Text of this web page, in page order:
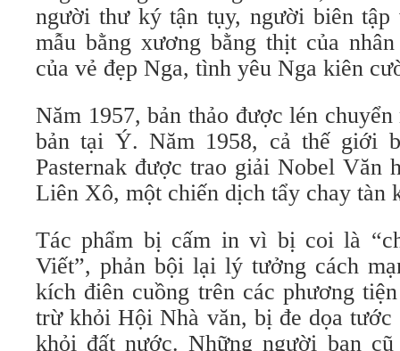
người thư ký tận tụy, người biên tập
mẫu bằng xương bằng thịt của
của vẻ đẹp Nga, tình yêu Nga kiên
Năm 1957, bản thảo được lén
bản tại Ý. Năm 1958, cả thế giới
Pasternak được trao giải Nobel Văn
Liên Xô, một chiến dịch tẩy chay tàn
Tác phẩm bị cấm in vì bị coi là
Viết”, phản bội lại lý tưởng cách
kích điên cuồng trên các phương
trừ khỏi Hội Nhà văn, bị đe dọa tước
khỏi đất nước. Những người bạn